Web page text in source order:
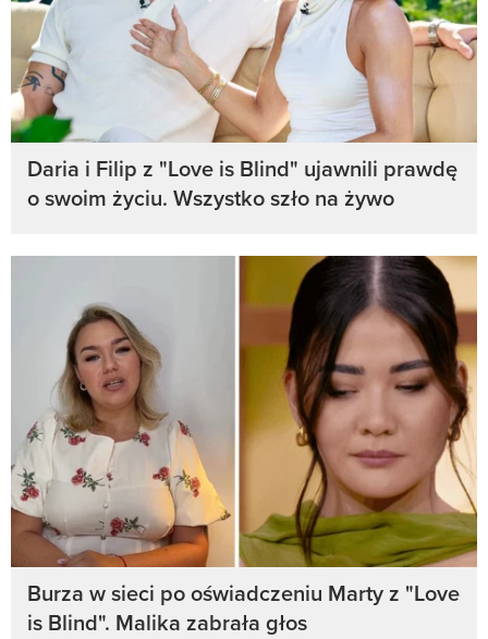
Daria i Filip z "Love is Blind" ujawnili prawdę
o swoim życiu. Wszystko szło na żywo
Burza w sieci po oświadczeniu Marty z "Love
is Blind". Malika zabrała głos